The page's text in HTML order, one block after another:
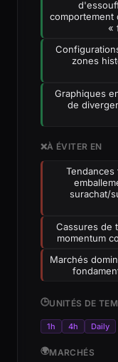
comportement
«
zones
Graphiques
de
❌À ÉVITER EN
surachat/
Cassures de
momentum
Marchés
🕒UNITÉS DE
1h 4h Daily
🌍MARCHÉS